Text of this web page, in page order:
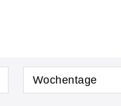
Wochentage